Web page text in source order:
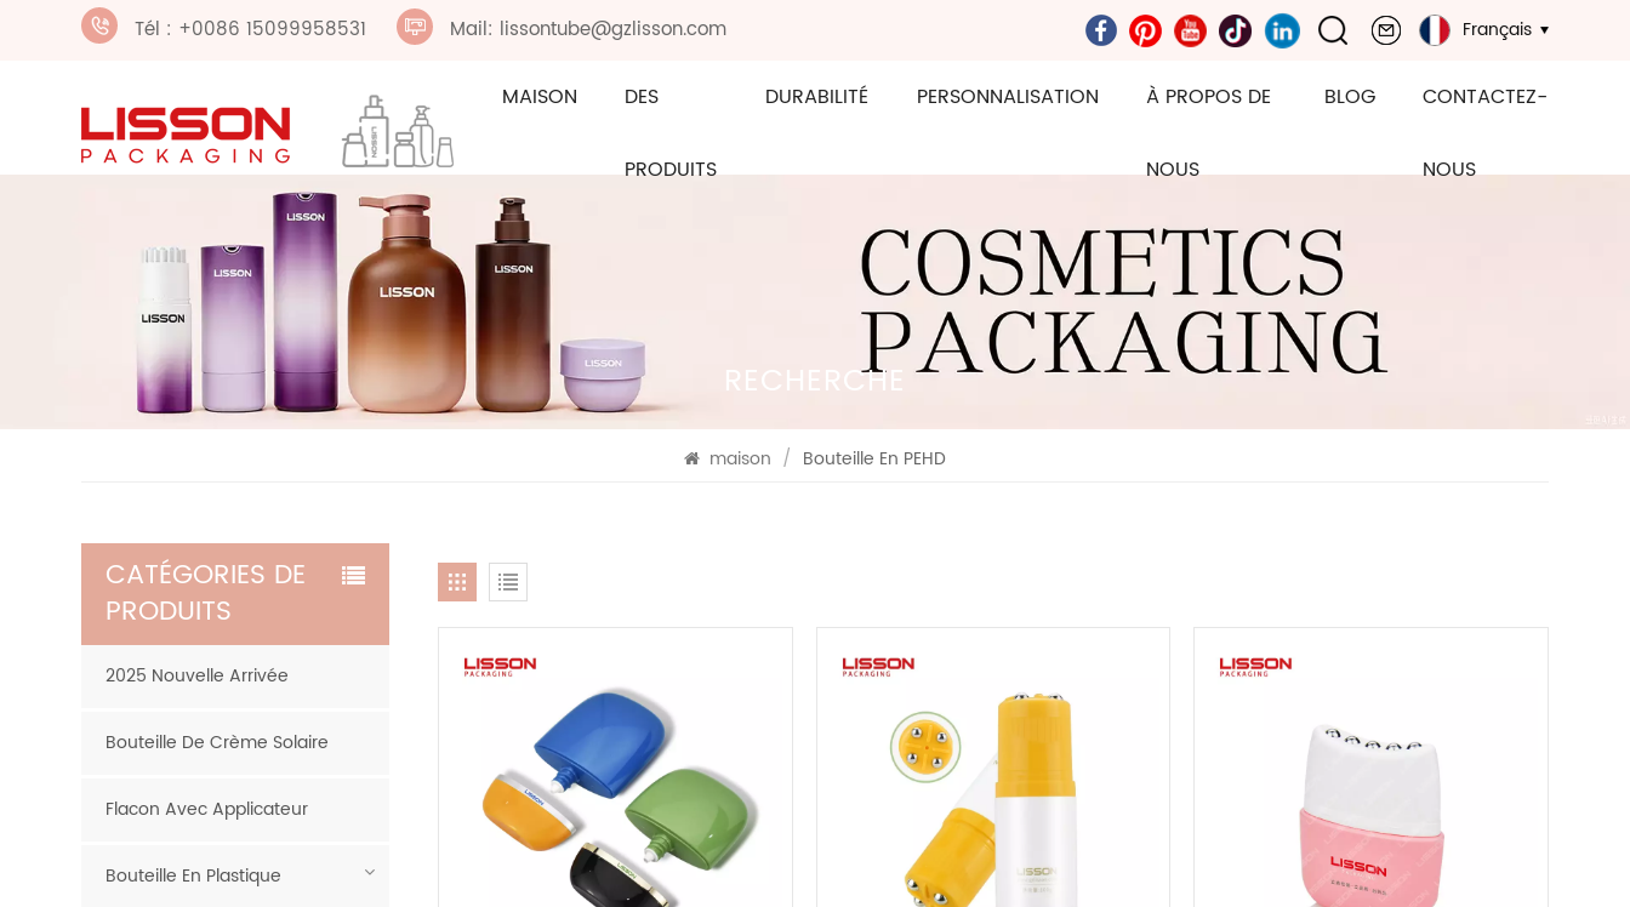
Tél : +0086 15099958531 Mail: lissontube@gzlisson.com Français
MAISON DES
PRODUITS
DURABILITÉ PERSONNALISATION À PROPOS DE
NOUS
BLOG CONTACTEZ-
NOUS
RECHERCHE
maison / Bouteille En PEHD
CATÉGORIES DE
PRODUITS
2025 Nouvelle Arrivée
Bouteille De Crème Solaire
Flacon Avec Applicateur
Bouteille En Plastique